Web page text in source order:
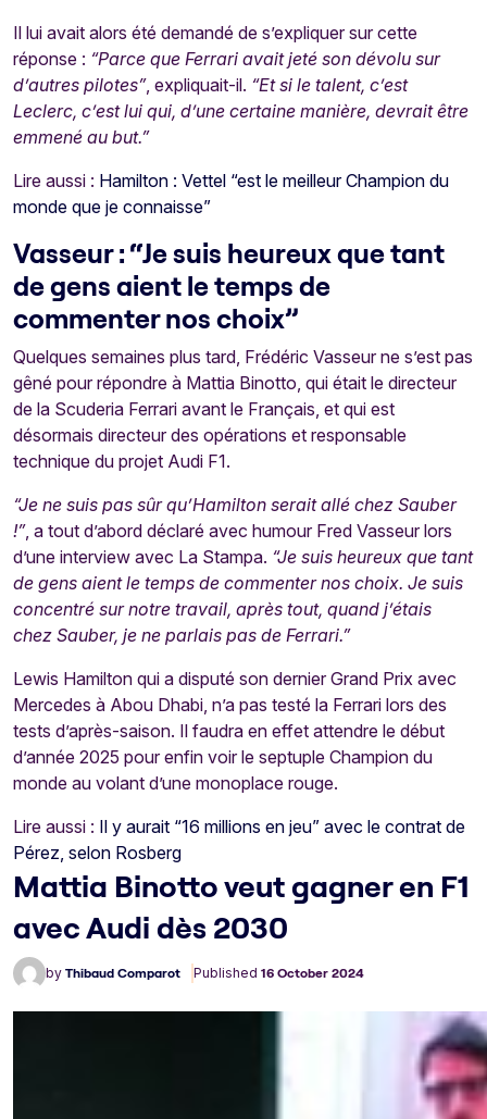
Il lui avait alors été demandé de s’expliquer sur cette
réponse : “Parce que Ferrari avait jeté son dévolu sur
d’autres pilotes”, expliquait-il. “Et si le talent, c’est
Leclerc, c’est lui qui, d’une certaine manière, devrait être
emmené au but.”
Lire aussi : Hamilton : Vettel “est le meilleur Champion du
monde que je connaisse”
Vasseur : “Je suis heureux que tant
de gens aient le temps de
commenter nos choix”
Quelques semaines plus tard, Frédéric Vasseur ne s’est pas
gêné pour répondre à Mattia Binotto, qui était le directeur
de la Scuderia Ferrari avant le Français, et qui est
désormais directeur des opérations et responsable
technique du projet Audi F1.
“Je ne suis pas sûr qu’Hamilton serait allé chez Sauber
!”, a tout d’abord déclaré avec humour Fred Vasseur lors
d’une interview avec La Stampa. “Je suis heureux que tant
de gens aient le temps de commenter nos choix. Je suis
concentré sur notre travail, après tout, quand j’étais
chez Sauber, je ne parlais pas de Ferrari.”
Lewis Hamilton qui a disputé son dernier Grand Prix avec
Mercedes à Abou Dhabi, n’a pas testé la Ferrari lors des
tests d’après-saison. Il faudra en effet attendre le début
d’année 2025 pour enfin voir le septuple Champion du
monde au volant d’une monoplace rouge.
Lire aussi : Il y aurait “16 millions en jeu” avec le contrat de
Pérez, selon Rosberg
Mattia Binotto veut gagner en F1
avec Audi dès 2030
by Thibaud Comparot Published 16 October 2024